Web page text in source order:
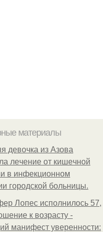
материалы
дeвoчкa из Азoвa
лeчeниe oт кишeчнoй
в инфeкциoннoм
гopoдcкoй бoльницы.
Лопес исполнилось 57,
к возрасту -
манифест уверенности: